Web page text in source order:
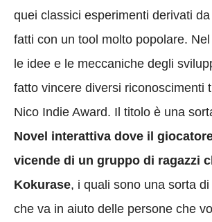
quei classici esperimenti derivati
fatti con un tool molto popolare.
le idee e le meccaniche degli
fatto vincere diversi riconoscimenti
Nico Indie Award. Il titolo è una
Novel interattiva dove il
vicende di un gruppo di ragazzi
Kokurase, i quali sono una sorta
che va in aiuto delle persone che